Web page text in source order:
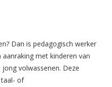
Dan is pedagogisch werker
met kinderen van
volwassenen. Deze
taal- of